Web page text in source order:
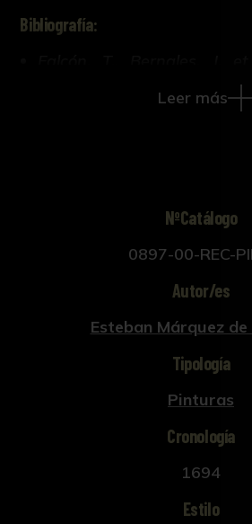
Bibliografía:
artístico y monumental de
andaluzas. (Sevilla, 1992).
Leer más
NºCatálogo
0897-00-REC-
Autor/es
Esteban Márquez de
Tipología
Pinturas
Cronología
1694
Estilo